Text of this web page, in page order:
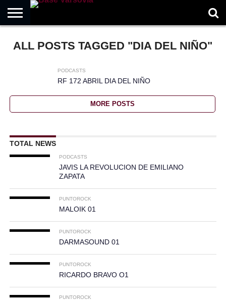
MUSICNEWS
FRAGMENTOS
ROCKERMX
BASEVARSOVIA
PUNTOROCK
ALL POSTS TAGGED "DIA DEL NIÑO"
PODCASTS
RF 172 ABRIL DIA DEL NIÑO
MORE POSTS
TOTAL NEWS
PODCASTS
JAVIS LA REVOLUCION DE EMILIANO
ZAPATA
PUNTOROCK
MALOIK 01
PUNTOROCK
DARMASOUND 01
PUNTOROCK
RICARDO BRAVO O1
PUNTOROCK